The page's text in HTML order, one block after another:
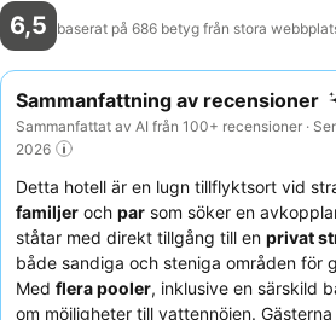
6,5 baserat på 686 betyg från stora
Sammanfattning av recensioner
Sammanfattat av AI från 100+ recensioner ·
2026
Detta hotell är en lugn tillflyktsort vid
familjer och par som söker en
ståtar med direkt tillgång till en privat
både sandiga och steniga områden för
Med flera pooler, inklusive en särskild
om möjligheter till vattennöjen.